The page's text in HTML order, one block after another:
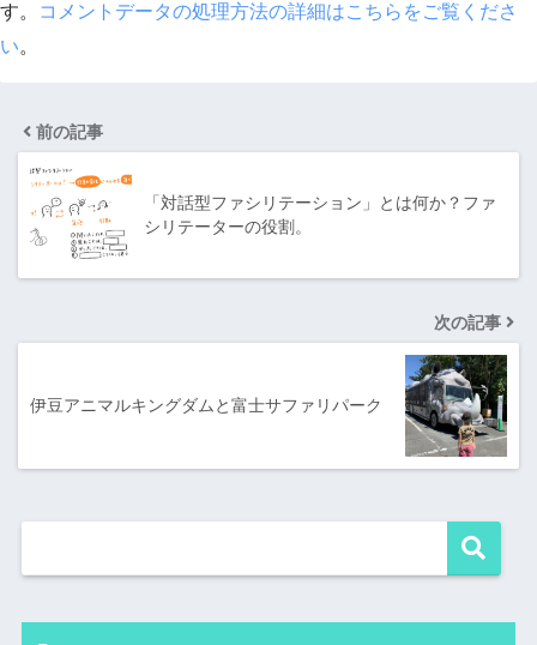
す。
コメントデータの処理方法の詳細はこちらをご覧くださ
い。
前の記事
「対話型ファシリテーション」とは何か？ファ
シリテーターの役割。
次の記事
伊豆アニマルキングダムと富士サファリパーク